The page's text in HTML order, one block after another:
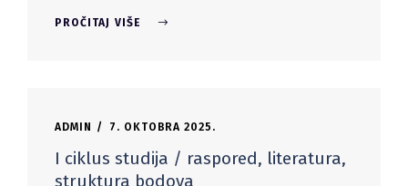
PROČITAJ VIŠE
ADMIN 7. OKTOBRA 2025.
I ciklus studija / raspored, literatura,
struktura bodova